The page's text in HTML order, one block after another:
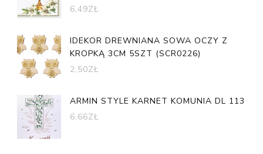
6,49ZŁ
IDEKOR DREWNIANA SOWA OCZY Z
KROPKĄ 3CM 5SZT (SCR0226)
2,50ZŁ
ARMIN STYLE KARNET KOMUNIA DL 113
6,66ZŁ